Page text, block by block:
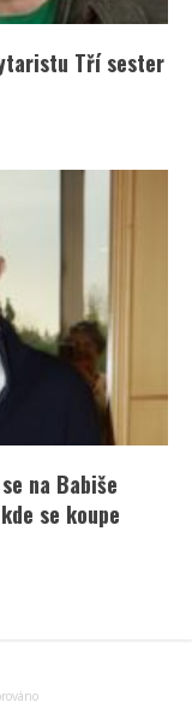
Tří sester
na Babiše
se koupe